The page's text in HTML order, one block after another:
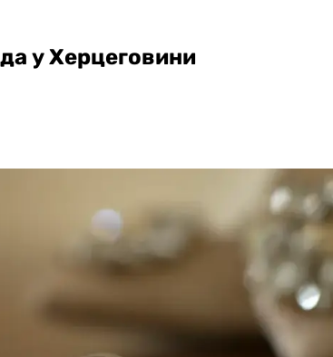
у Херцеговини